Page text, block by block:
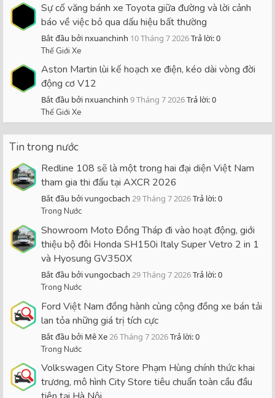
Sự cố văng bánh xe Toyota giữa đường và lời cảnh
báo về việc bỏ qua dấu hiệu bất thường
Bắt đầu bởi nxuanchinh 10 Tháng 7 2026Trả lời: 0
Thế Giới Xe
Aston Martin lùi kế hoạch xe điện, kéo dài vòng đời
động cơ V12
Bắt đầu bởi nxuanchinh 9 Tháng 7 2026Trả lời: 0
Thế Giới Xe
Tin trong nước
Redline 108 sẽ là một trong hai đại diện Việt Nam
tham gia thi đấu tại AXCR 2026
Bắt đầu bởi vungocbach 29 Tháng 7 2026Trả lời: 0
Trong Nước
Showroom Moto Đồng Tháp đi vào hoạt động, giới
thiệu bộ đôi Honda SH150i Italy Super Vetro 2 in 1
và Hyosung GV350X
Bắt đầu bởi vungocbach 29 Tháng 7 2026Trả lời: 0
Trong Nước
Ford Việt Nam đồng hành cùng cộng đồng xe bán tải
lan tỏa những giá trị tích cực
Bắt đầu bởi Mê Xe26 Tháng 7 2026Trả lời: 0
Trong Nước
Volkswagen City Store Phạm Hùng chính thức khai
trương, mô hình City Store tiêu chuẩn toàn cầu đầu